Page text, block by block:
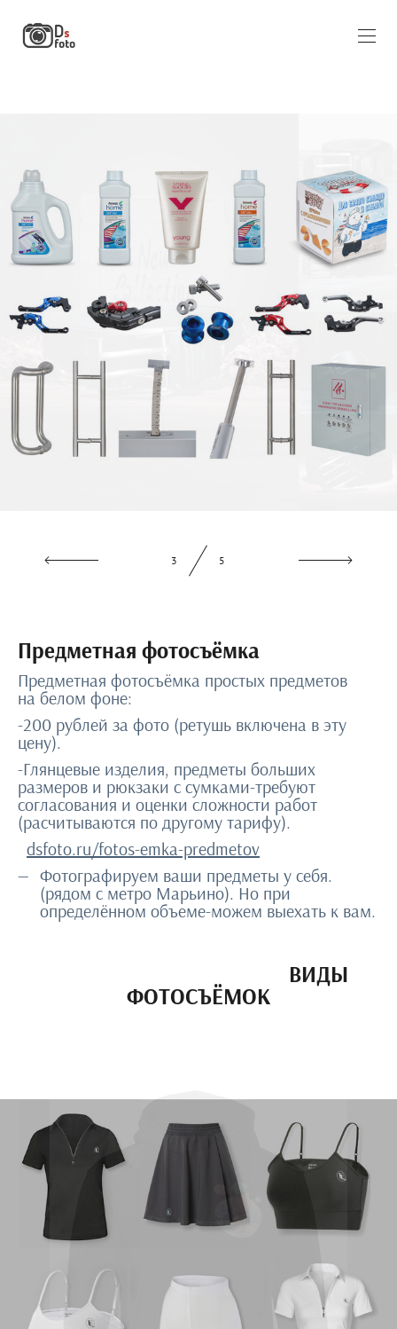
Предметная фотосъёмка
Предметная фотосъёмка простых предметов
на белом фоне:
-200 рублей за фото (ретушь включена в эту
цену).
-Глянцевые изделия, предметы больших
размеров и рюкзаки с сумками-требуют
согласования и оценки сложности работ
(расчитываются по другому тарифу).
dsfoto.ru/fotos-emka-predmetov
Фотографируем ваши предметы у себя.
(рядом с метро Марьино). Но при
определённом объеме-можем выехать к вам.
3 5
ВИДЫ
ФОТОСЪЁМОК